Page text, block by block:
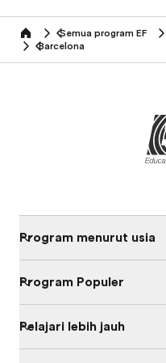
home Semua program EF
Barcelona
Program menurut usia
Program Populer
Pelajari lebih jauh